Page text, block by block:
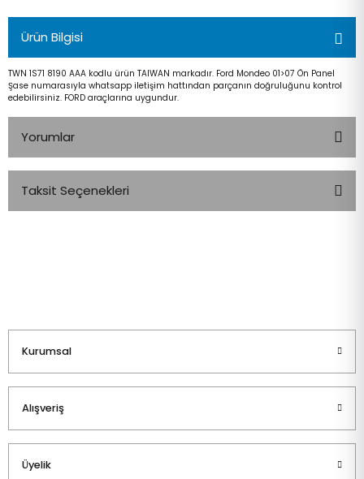
Ürün Bilgisi
TWN 1S71 8190 AAA kodlu ürün TAIWAN markadır. Ford Mondeo 01>07 Ön Panel
Şase numarasıyla whatsapp iletişim hattından parçanın doğruluğunu kontrol
edebilirsiniz. FORD araçlarına uygundur.
Yorumlar
Taksit Seçenekleri
Kurumsal
Alışveriş
Üyelik